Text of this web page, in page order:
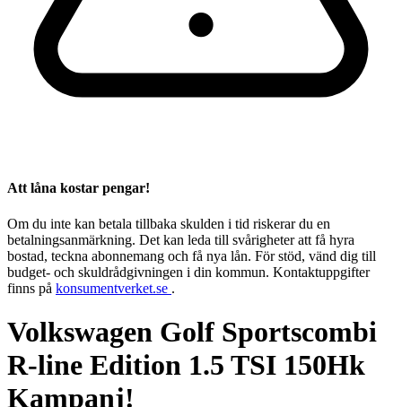
Att låna kostar pengar!
Om du inte kan betala tillbaka skulden i tid riskerar du en
betalningsanmärkning. Det kan leda till svårigheter att få hyra
bostad, teckna abonnemang och få nya lån. För stöd, vänd dig till
budget- och skuldrådgivningen i din kommun. Kontaktuppgifter
finns på konsumentverket.se .
Volkswagen Golf Sportscombi
R-line Edition 1.5 TSI 150Hk
Kampanj!